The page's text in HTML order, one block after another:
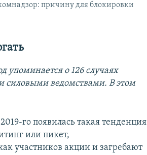
причину для блокировки
упоминается о 126 случаях
силовыми ведомствами. В этом
го появилась такая тенденция
или пикет,
участников акции и загребают